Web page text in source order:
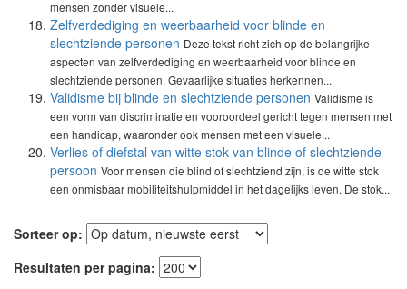
mensen zonder visuele...
Zelfverdediging en weerbaarheid voor blinde en
slechtziende personen Deze tekst richt zich op de belangrijke
aspecten van zelfverdediging en weerbaarheid voor blinde en
slechtziende personen. Gevaarlijke situaties herkennen...
Validisme bij blinde en slechtziende personen Validisme is
een vorm van discriminatie en vooroordeel gericht tegen mensen met
een handicap, waaronder ook mensen met een visuele...
Verlies of diefstal van witte stok van blinde of slechtziende
persoon Voor mensen die blind of slechtziend zijn, is de witte stok
een onmisbaar mobiliteitshulpmiddel in het dagelijks leven. De stok...
Sorteer op:
Resultaten per pagina: